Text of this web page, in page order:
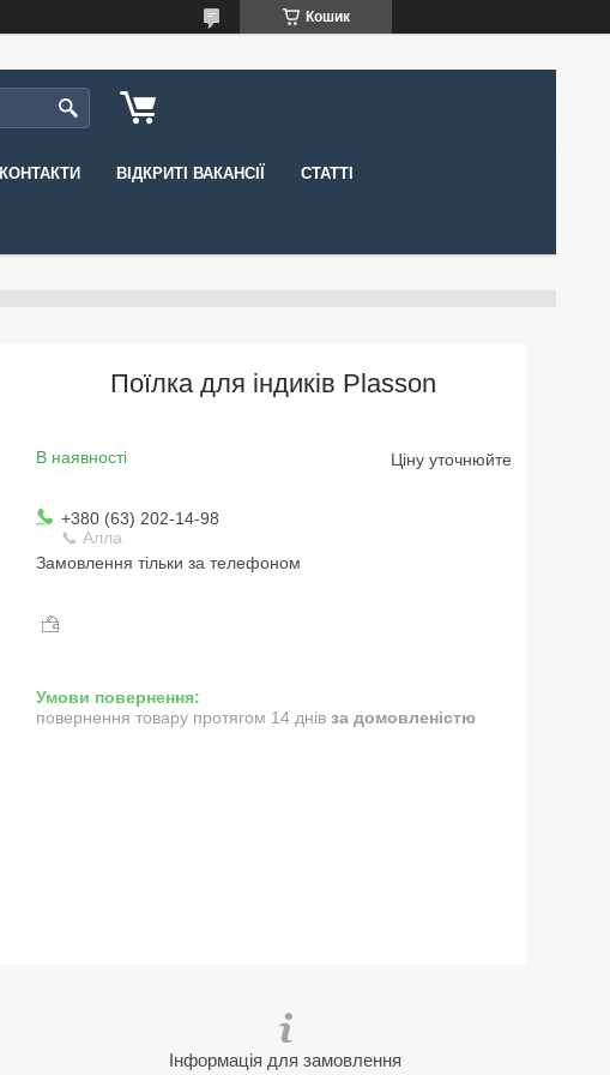
Кошик
КОНТАКТИ ВІДКРИТІ ВАКАНСІЇ СТАТТІ
Поїлка для індиків Plasson
В наявності Ціну уточнюйте
+380 (63) 202-14-98
📞 Алла
Замовлення тільки за телефоном
повернення товару протягом 14 днів за домовленістю
Інформація для замовлення